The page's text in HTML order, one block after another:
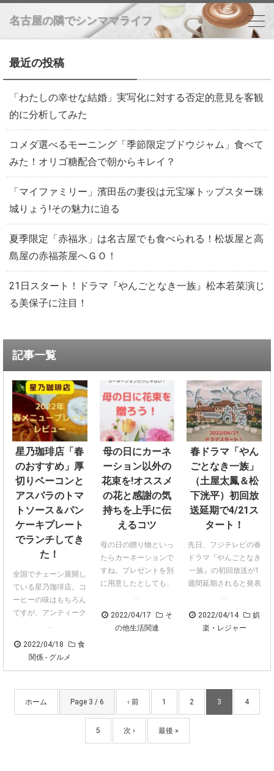
名古屋の隣でシンママライフ
最近の投稿
「わたしの幸せな結婚」実写化に対する否定的意見を客観
的に分析してみた
コメダ選べるモーニング「季節限定ブドウジャム」食べて
みた！オリゴ糖配合で朝からキレイ？
「マイファミリー」濱田岳の妻役は元宝塚トップスター珠
城りょう!その魅力に迫る
夏季限定「赤福氷」は名古屋でも食べられる！松坂屋と高
島屋の赤福茶屋へＧＯ！
21日スタート！ドラマ『やんごとなき一族』松本若菜演じ
る美保子に注目！
記事一覧
星乃珈琲店「春
のおすすめ」厚
切りベーコンと
アスパラのトマ
トソース＆パン
ケーキプレート
でランチしてき
た！
全国でチェーン展開し
ている星乃珈琲店。コ
ーヒーの味はもちろん
ですが、アンティーク
...
2022/04/18
食
関係 - グルメ
母の日にカーネ
ーション以外の
花束を!オススメ
の花と感謝の気
持ちを上手に伝
えるコツ
母の日の贈り物といっ
たらカーネーションで
すね。プレゼントを別
に用意したとしても、
...
2022/04/17
そ
の他生活関連
春ドラマ「やん
ごとなき一族」
（土屋太鳳＆松
下洸平）初回放
送延期で4/21ス
タート！
先日、フジテレビの春
ドラマ『やんごとなき
一族』の初回放送が1
週間延期されると発表
...
2022/04/14
娯
楽・レジャー
ホーム Page 3 / 6 ‹ 前 1 2 3 4
5 次 › 最後 »